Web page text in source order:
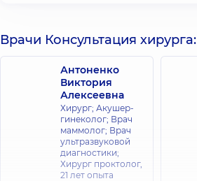
Врачи Консультация хирурга:
Антоненко
Виктория
Алексеевна
Хирург; Акушер-
гинеколог; Врач
маммолог; Врач
ультразвуковой
диагностики;
Хирург проктолог,
21 лет опыта